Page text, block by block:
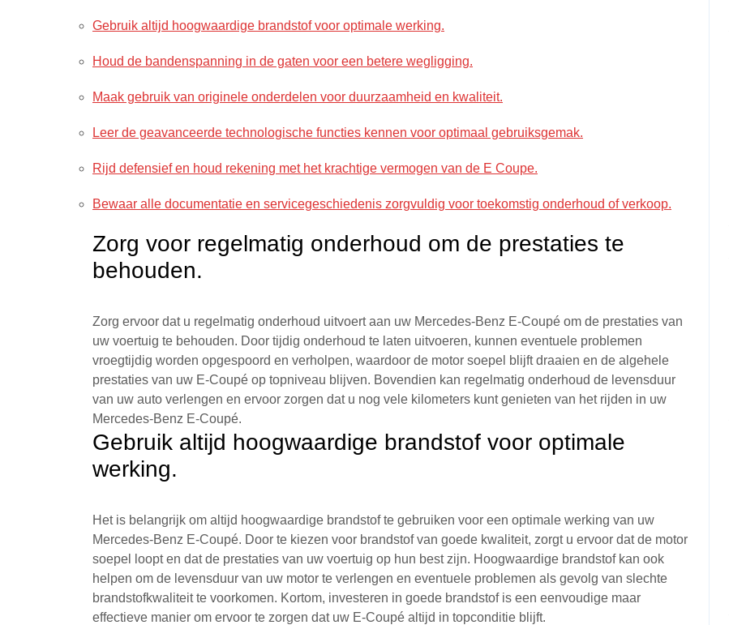
Gebruik altijd hoogwaardige brandstof voor optimale werking.
Houd de bandenspanning in de gaten voor een betere wegligging.
Maak gebruik van originele onderdelen voor duurzaamheid en kwaliteit.
Leer de geavanceerde technologische functies kennen voor optimaal gebruiksgemak.
Rijd defensief en houd rekening met het krachtige vermogen van de E Coupe.
Bewaar alle documentatie en servicegeschiedenis zorgvuldig voor toekomstig onderhoud of verkoop.
Zorg voor regelmatig onderhoud om de prestaties te
behouden.
Zorg ervoor dat u regelmatig onderhoud uitvoert aan uw Mercedes-Benz E-Coupé om de prestaties van
uw voertuig te behouden. Door tijdig onderhoud te laten uitvoeren, kunnen eventuele problemen
vroegtijdig worden opgespoord en verholpen, waardoor de motor soepel blijft draaien en de algehele
prestaties van uw E-Coupé op topniveau blijven. Bovendien kan regelmatig onderhoud de levensduur
van uw auto verlengen en ervoor zorgen dat u nog vele kilometers kunt genieten van het rijden in uw
Mercedes-Benz E-Coupé.
Gebruik altijd hoogwaardige brandstof voor optimale
werking.
Het is belangrijk om altijd hoogwaardige brandstof te gebruiken voor een optimale werking van uw
Mercedes-Benz E-Coupé. Door te kiezen voor brandstof van goede kwaliteit, zorgt u ervoor dat de motor
soepel loopt en dat de prestaties van uw voertuig op hun best zijn. Hoogwaardige brandstof kan ook
helpen om de levensduur van uw motor te verlengen en eventuele problemen als gevolg van slechte
brandstofkwaliteit te voorkomen. Kortom, investeren in goede brandstof is een eenvoudige maar
effectieve manier om ervoor te zorgen dat uw E-Coupé altijd in topconditie blijft.